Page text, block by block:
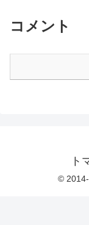
コメント
ト
©